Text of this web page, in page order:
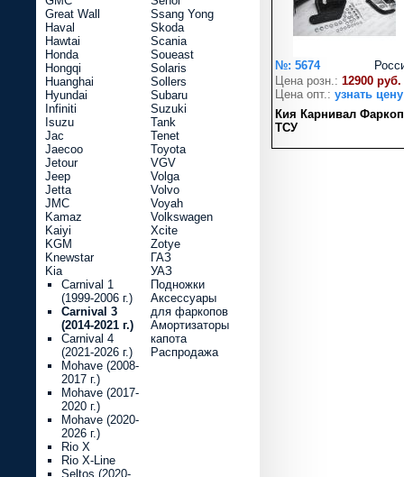
№: 5674
Цена розн.: 12900 руб.
Цена опт.: узнать цену
Кия Карнивал Фаркоп
ТСУ
Great Wall
Haval
Hawtai
Honda
Hongqi
Huanghai
Hyundai
Infiniti
Isuzu
Jac
Jaecoo
Jetour
Jeep
Jetta
JMC
Kamaz
Kaiyi
KGM
Knewstar
Kia
Carnival 1
(1999-2006 г.)
Carnival 3
(2014-2021 г.)
Carnival 4
(2021-2026 г.)
Mohave (2008-
2017 г.)
Mohave (2017-
2020 г.)
Mohave (2020-
2026 г.)
Rio X
Rio X-Line
Seltos (2020-
Ssang Yong
Skoda
Scania
Soueast
Solaris
Sollers
Subaru
Suzuki
Tank
Tenet
Toyota
VGV
Volga
Volvo
Voyah
Volkswagen
Xcite
Zotye
ГАЗ
УАЗ
Подножки
Аксессуары
для фаркопов
Амортизаторы
капота
Распродажа